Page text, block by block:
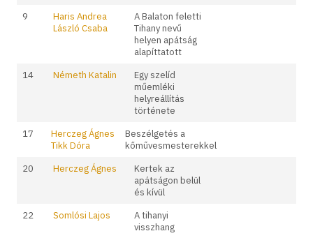
9
Haris Andrea
László Csaba
A Balaton feletti
Tihany nevű
helyen apátság
alapíttatott
14
Németh Katalin
Egy szelíd
műemléki
helyreállítás
története
17
Herczeg Ágnes
Tikk Dóra
Beszélgetés a
kőművesmesterekkel
20
Herczeg Ágnes
Kertek az
apátságon belül
és kívül
22
Somlósi Lajos
A tihanyi
visszhang